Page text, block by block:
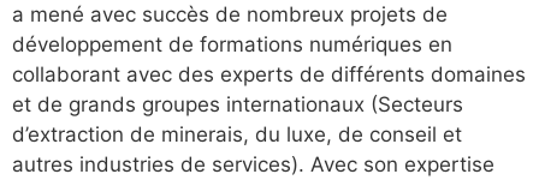
a mené avec succès de nombreux projets de
développement de formations numériques en
collaborant avec des experts de différents domaines
et de grands groupes internationaux (Secteurs
d’extraction de minerais, du luxe, de conseil et
autres industries de services). Avec son expertise